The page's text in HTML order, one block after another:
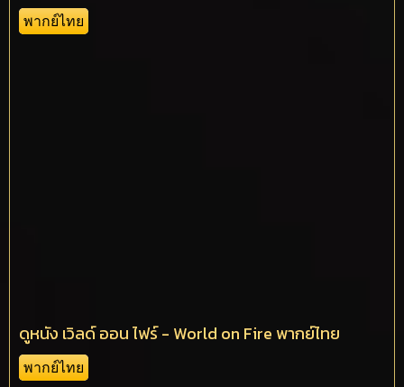
พากย์ไทย
ดูหนัง เวิลด์ ออน ไฟร์ - World on Fire พากย์ไทย
พากย์ไทย